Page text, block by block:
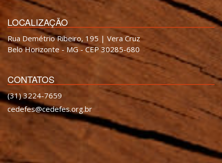
LOCALIZAÇÃO
Rua Demétrio Ribeiro, 195 | Vera Cruz
Belo Horizonte - MG - CEP 30285-680
CONTATOS
(31) 3224-7659
cedefes@cedefes.org.br